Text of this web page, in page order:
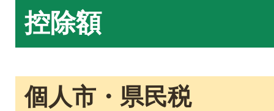
控除額
個人市・県民税